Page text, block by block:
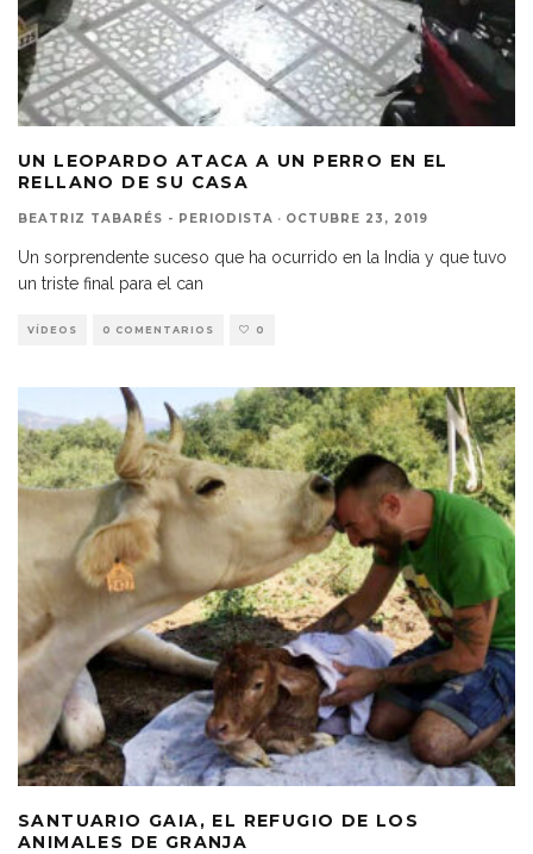
UN LEOPARDO ATACA A UN PERRO EN EL
RELLANO DE SU CASA
BEATRIZ TABARÉS - PERIODISTA · OCTUBRE 23, 2019
Un sorprendente suceso que ha ocurrido en la India y que tuvo
un triste final para el can
VÍDEOS 0 COMENTARIOS 0
SANTUARIO GAIA, EL REFUGIO DE LOS
ANIMALES DE GRANJA